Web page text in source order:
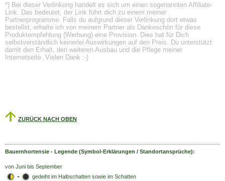
*) Bei dieser Verlinkung handelt es sich um einen sogenannten Affiliate-
Link. Das bedeutet, der Link führt dich zu einem meiner
Partnerprogramme. Falls du aufgrund dieser Verlinkung dort etwas
bestellst, erhalte ich von meinem Partner als Dankeschön für diese
Produktempfehlung (Werbung) eine Provision. Dies hat für Dich
selbstverständlich keinerlei Auswirkungen auf den Preis. Du unterstützt
damit den Erhalt, den weiteren Ausbau und die Pflege meiner
Internetseite. Vielen Dank :-)
ZURÜCK NACH OBEN
Bauernhortensie - Legende (Symbol-Erklärungen / Standortansprüche):
von Juni bis September
- gedeiht im Halbschatten sowie im Schatten